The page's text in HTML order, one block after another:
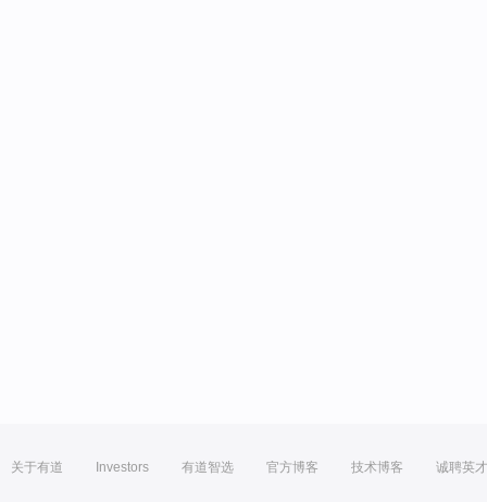
关于有道 Investors 有道智选 官方博客 技术博客 诚聘英才